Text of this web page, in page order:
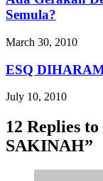
Semula?
March 30, 2010
ESQ
July 10, 2010
12 Replies
SAKINAH”